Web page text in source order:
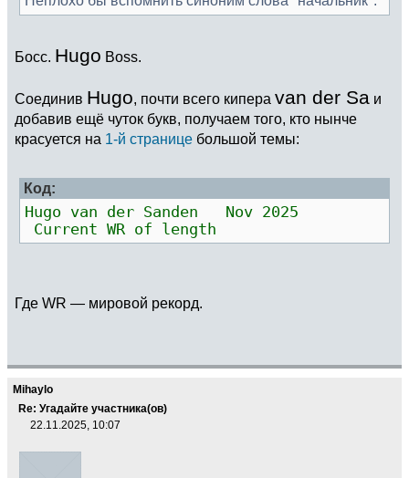
Босс. Hugo Boss.
Соединив Hugo, почти всего кипера van der Sa и
добавив ещё чуток букв, получаем того, кто нынче
красуется на 1-й странице большой темы:
Код:
Hugo van der Sanden Nov 2025
Current WR of length
Где WR — мировой рекорд.
Mihaylo
Re: Угадайте участника(ов)
22.11.2025, 10:07